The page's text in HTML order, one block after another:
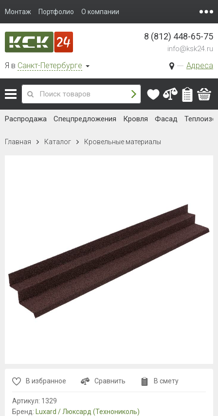
Монтаж Портфолио О компании
Я в Санкт-Петербурге Адреса
8 (812) 448-65-75
info@ksk24.ru
Распродажа Спецпредложения Кровля Фасад
Главная Каталог Кровельные материалы
В избранное Сравнить В смету
Артикул: 1329
Бренд:
Luxard / Люксард (Технониколь)